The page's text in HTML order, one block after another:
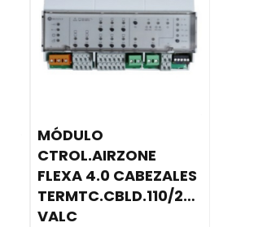
MÓDULO
CTROL.AIRZONE
FLEXA 4.0 CABEZALES
TERMTC.CBLD.110/230V
VALC